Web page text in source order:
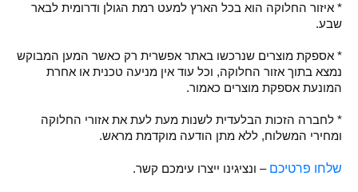
* איזור החלוקה הוא בכל הארץ למעט רמת הגולן ודרומית לבאר
שבע.
* אספקת מוצרים שנרכשו באתר אפשרית רק כאשר המען המבוקש
נמצא בתוך אזור החלוקה, וכל עוד אין מניעה טכנית או אחרת
המונעת אספקת מוצרים כאמור.
* לחברה הזכות הבלעדית לשנות מעת לעת את אזורי החלוקה
ומחירי המשלוח, ללא מתן הודעה מוקדמת מראש.
שלחו פרטיכם – ונציגינו ייצרו עימכם קשר.